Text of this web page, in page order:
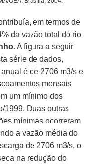
em termos de
da vazão total do rio
. A figura a seguir
série de dados,
é de 2706 m3/s e
mensais
um mínimo dos
1999. Duas outras
mínimas ocorreram
a vazão média do
de 2706 m3/s, o
na redução do